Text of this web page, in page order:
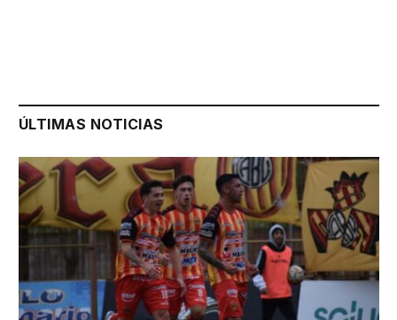
ÚLTIMAS NOTICIAS